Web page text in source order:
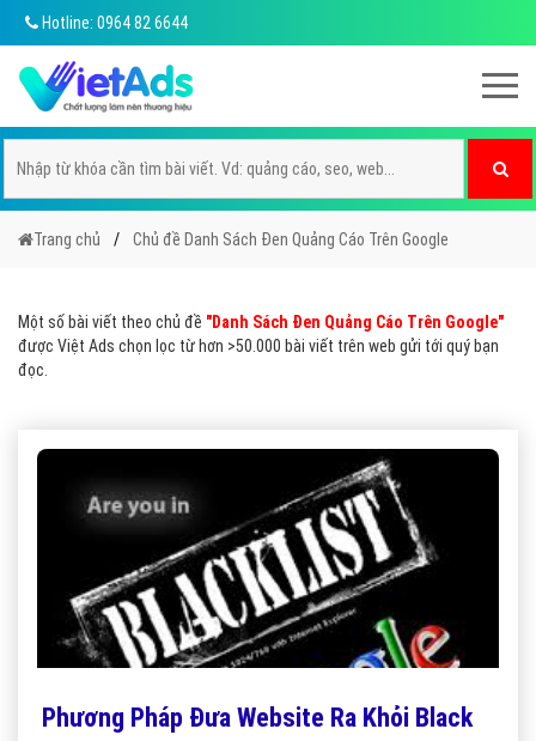
Hotline: 0964 82 6644
Trang chủ Chủ đề Danh Sách Đen Quảng Cáo Trên Google
Một số bài viết theo chủ đề "Danh Sách Đen Quảng Cáo Trên Google"
được Việt Ads chọn lọc từ hơn >50.000 bài viết trên web gửi tới quý bạn
đọc.
Phương Pháp Đưa Website Ra Khỏi Black